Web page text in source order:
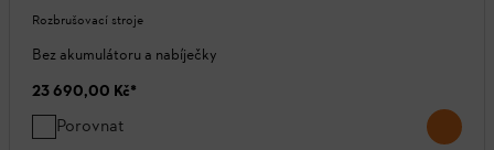
Rozbrušovací stroje
Bez akumulátoru a nabíječky
23 690,00 Kč*
Porovnat